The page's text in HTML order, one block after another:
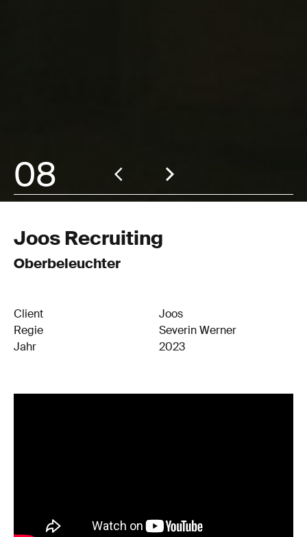
08
Joos Recruiting
Oberbeleuchter
Client
Regie
Jahr
Joos
Severin Werner
2023